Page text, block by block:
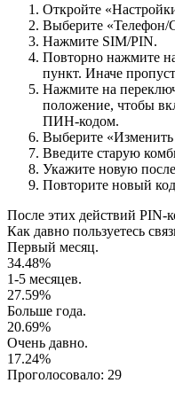
Откройте
Выберите «Телефон/
Нажмите SIM/PIN.
Повторно нажмите
пункт. Иначе
Нажмите на
положение, чтобы
ПИН-кодом.
Выберите
Введите старую
Укажите новую
Повторите новый
После этих действий PIN-
Как давно пользуетесь
Первый месяц.
34.48%
1-5 месяцев.
27.59%
Больше года.
20.69%
Очень давно.
17.24%
Проголосовало: 29